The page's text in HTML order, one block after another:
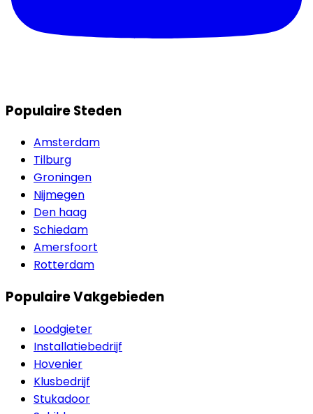
Populaire Steden
Amsterdam
Tilburg
Groningen
Nijmegen
Den haag
Schiedam
Amersfoort
Rotterdam
Populaire Vakgebieden
Loodgieter
Installatiebedrijf
Hovenier
Klusbedrijf
Stukadoor